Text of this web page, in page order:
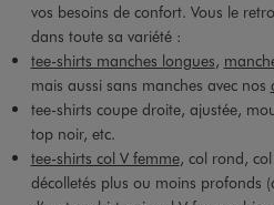
vos besoins de confort. Vous le
dans toute sa variété :
tee-shirts manches longues,
mais aussi sans manches avec nos
tee-shirts coupe droite, ajustée,
top noir, etc.
tee-shirts col V femme, col rond,
décolletés plus ou moins profonds